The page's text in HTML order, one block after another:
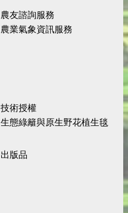
農友諮詢服務
農業氣象資訊服務
技術授權
生態綠籬與原生野花植生毯
出版品